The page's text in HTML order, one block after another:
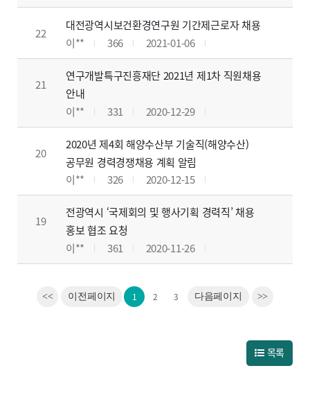
22
대전광역시보건환경연구원 기간제근로자 채용
이**
366 2021-01-06
21
연구개발특구진흥재단 2021년 제1차 직원채용
안내
이**
331 2020-12-29
20
2020년 제4회 해양수산부 기술직(해양수산)
공무원 경력경쟁채용 계획 알림
이**
326 2020-12-15
19
전광역시 ‘국제회의 및 행사기획 경력직’ 채용
홍보 협조 요청
이**
361 2020-11-26
<< 이전페이지 1 2 3 다음페이지 >>
목록